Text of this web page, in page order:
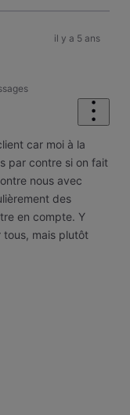
il y a 5 ans
car moi à la
par contre si on fait
nous avec
des
en compte. Y
mais plutôt